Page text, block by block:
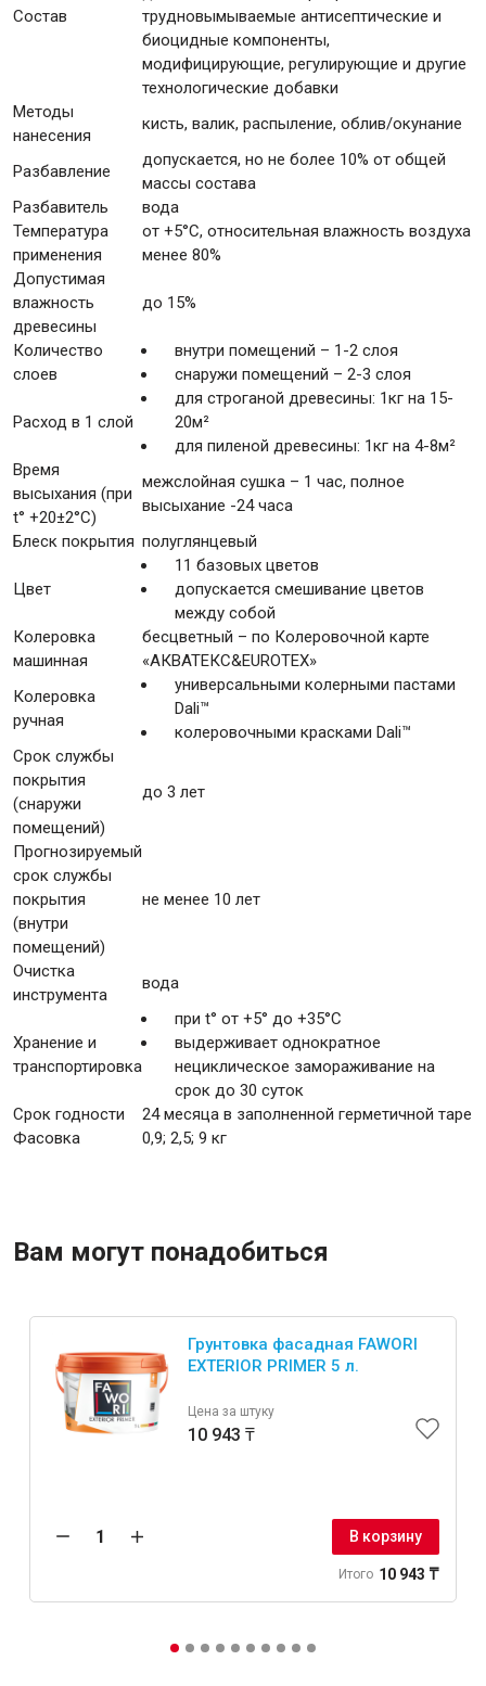
Состав
трудновымываемые антисептические и
биоцидные компоненты,
модифицирующие, регулирующие и другие
технологические добавки
Методы
нанесения
кисть, валик, распыление, облив/окунание
Разбавление
допускается, но не более 10% от общей
массы состава
Разбавитель
вода
Температура
применения
от +5°С, относительная влажность воздуха
менее 80%
Допустимая
влажность
древесины
до 15%
Количество
слоев
внутри помещений – 1-2 слоя
снаружи помещений – 2-3 слоя
Расход в 1 слой
для строганой древесины: 1кг на 15-
20м²
для пиленой древесины: 1кг на 4-8м²
Время
высыхания (при
t° +20±2°C)
межслойная сушка – 1 час, полное
высыхание -24 часа
Блеск покрытия полуглянцевый
Цвет
11 базовых цветов
допускается смешивание цветов
между собой
Колеровка
машинная
бесцветный – по Колеровочной карте
«AКВАТЕКС&EUROTEX»
Колеровка
ручная
универсальными колерными пастами
Dali™
колеровочными красками Dali™
Срок службы
покрытия
(снаружи
помещений)
до 3 лет
Прогнозируемый
срок службы
покрытия
(внутри
помещений)
не менее 10 лет
Очистка
инструмента
вода
Хранение и
транспортировка
при t° от +5° до +35°С
выдерживает однократное
нециклическое замораживание на
срок до 30 суток
Срок годности
24 месяца в заполненной герметичной таре
Фасовка
0,9; 2,5; 9 кг
Вам могут понадобиться
Грунтовка фасадная FAWORI
EXTERIOR PRIMER 5 л.
Цена за штуку
10 943 ₸
В корзину
Итого 10 943 ₸